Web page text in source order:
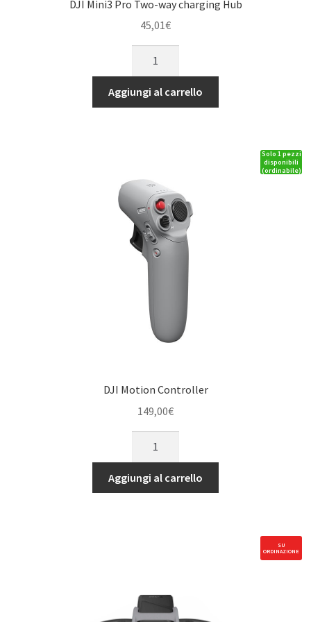
DJI Mini3 Pro Two-way charging Hub
45,01€
Pro
Two-
Aggiungi al carrello
Solo 1 pezzi
disponibili
(ordinabile)
DJI Motion Controller
149,00€
Controller
quantità
Aggiungi al carrello
SU
ORDINAZIONE